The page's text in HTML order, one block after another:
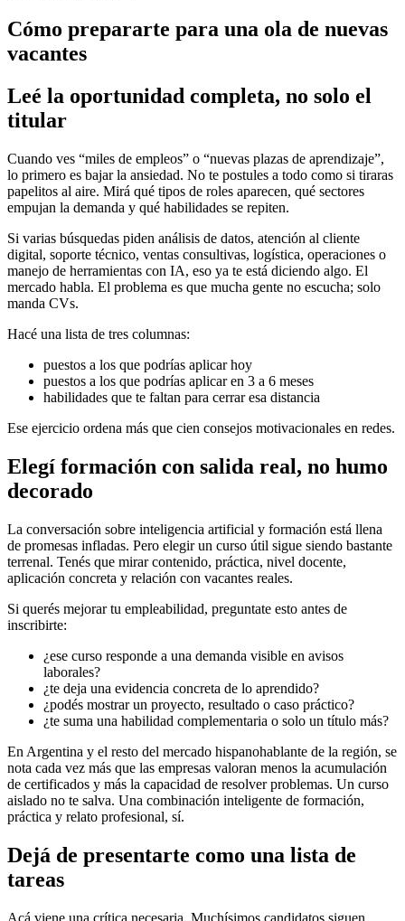
Cómo prepararte para una ola de nuevas
vacantes
Leé la oportunidad completa, no solo el
titular
Cuando ves “miles de empleos” o “nuevas plazas de aprendizaje”,
lo primero es bajar la ansiedad. No te postules a todo como si tiraras
papelitos al aire. Mirá qué tipos de roles aparecen, qué sectores
empujan la demanda y qué habilidades se repiten.
Si varias búsquedas piden análisis de datos, atención al cliente
digital, soporte técnico, ventas consultivas, logística, operaciones o
manejo de herramientas con IA, eso ya te está diciendo algo. El
mercado habla. El problema es que mucha gente no escucha; solo
manda CVs.
Hacé una lista de tres columnas:
puestos a los que podrías aplicar hoy
puestos a los que podrías aplicar en 3 a 6 meses
habilidades que te faltan para cerrar esa distancia
Ese ejercicio ordena más que cien consejos motivacionales en redes.
Elegí formación con salida real, no humo
decorado
La conversación sobre inteligencia artificial y formación está llena
de promesas infladas. Pero elegir un curso útil sigue siendo bastante
terrenal. Tenés que mirar contenido, práctica, nivel docente,
aplicación concreta y relación con vacantes reales.
Si querés mejorar tu empleabilidad, preguntate esto antes de
inscribirte:
¿ese curso responde a una demanda visible en avisos
laborales?
¿te deja una evidencia concreta de lo aprendido?
¿podés mostrar un proyecto, resultado o caso práctico?
¿te suma una habilidad complementaria o solo un título más?
En Argentina y el resto del mercado hispanohablante de la región, se
nota cada vez más que las empresas valoran menos la acumulación
de certificados y más la capacidad de resolver problemas. Un curso
aislado no te salva. Una combinación inteligente de formación,
práctica y relato profesional, sí.
Dejá de presentarte como una lista de
tareas
Acá viene una crítica necesaria. Muchísimos candidatos siguen